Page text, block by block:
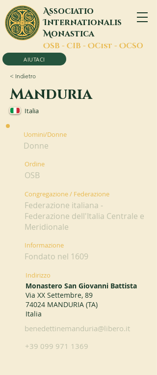
Associatio
Internationalis
Monastica
OSB - CIB - OCist - OCSO
AIUTACI
< Indietro
Manduria
Italia
Uomini/Donne
Donne
Ordine
OSB
Congregazione / Federazione
Federazione italiana -
Federazione dell'Italia Centrale e
Meridionale
Informazione
Fondato nel 1609
Indirizzo
Monastero San Giovanni Battista
Via XX Settembre, 89
74024 MANDURIA (TA)
Italia
benedettinemanduria@libero.it
+39 099 971 1369